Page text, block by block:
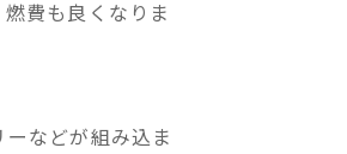
費も良くなりま
などが組み込ま